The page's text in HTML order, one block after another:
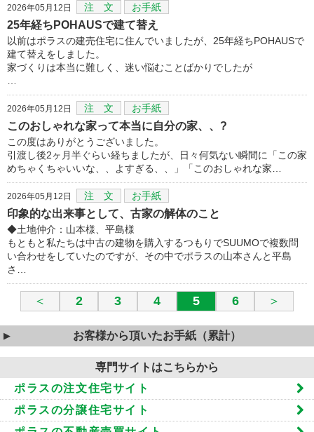
2026年05月12日 注 文 お手紙
25年経ちPOHAUSで建て替え
以前はポラスの建売住宅に住んでいましたが、25年経ちPOHAUSで
建て替えをしました。
家づくりは本当に難しく、迷い悩むことばかりでしたが
2026年05月12日 注 文 お手紙
このおしゃれな家って本当に自分の家、、?
この度はありがとうございました。
引渡し後2ヶ月半ぐらい経ちましたが、日々何気ない瞬間に「この家
めちゃくちゃいいな、、よすぎる、、」「このおしゃれな家…
2026年05月12日 注 文 お手紙
印象的な出来事として、古家の解体のこと
◆土地仲介：山本様、平島様
もともと私たちは中古の建物を購入するつもりでSUUMOで複数問
い合わせをしていたのですが、その中でポラスの山本さんと平島
さ…
＜ 2 3 4 5 6 ＞
お客様から頂いたお手紙（累計）
専門サイトはこちらから
ポラスの注文住宅サイト
ポラスの分譲住宅サイト